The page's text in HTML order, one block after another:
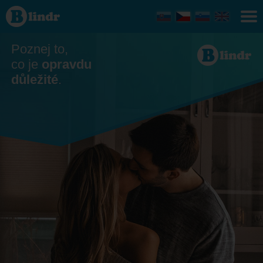
Seznamka
Benátky
nad
Poznej to,
co je opravdu
důležité.